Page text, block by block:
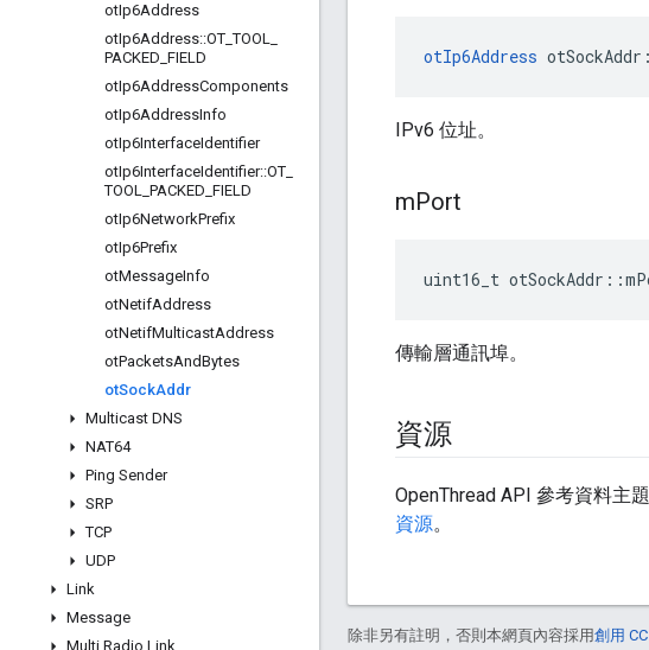
otIp6Address
otIp6Address::OT _TOOL
PACKED FIELD
otIp6AddressComponents
otIp6AddressInfo
otIp6InterfaceIdentifier
otIp6InterfaceIdentifier::OT
TOOL PACKED FIELD
otIp6NetworkPrefix
otIp6Prefix
otMessageInfo
otNetifAddress
otNetifMulticastAddress
otPacketsAndBytes
otSockAddr
Multicast DNS
NAT64
Ping Sender
SRP
TCP
UDP
Link
Message
Multi Radio Link
otIp6Address otSockAddr
IPv6 位址。
mPort
uint16_t otSockAddr ::
傳輸層通訊埠。
資源
OpenThread API 參考資料主
資源。
除非另有註明，否則本網頁內容採用創用